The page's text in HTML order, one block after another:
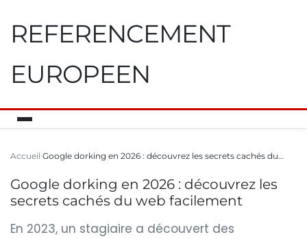
REFERENCEMENT
EUROPEEN
Accueil Google dorking en 2026 : découvrez les secrets cachés du…
Google dorking en 2026 : découvrez les
secrets cachés du web facilement
En 2023, un stagiaire a découvert des